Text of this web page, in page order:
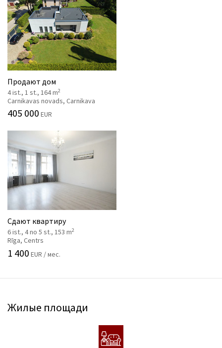
Продают дом
4 ist., 1 st., 164 m2
Carnikavas novads, Carnikava
405 000 EUR
Сдают квартиру
6 ist., 4 no 5 st., 153 m2
Rīga, Centrs
1 400 EUR / мес.
Жилые площади